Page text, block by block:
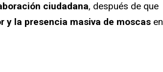
ciudadana, después de que
y la presencia masiva de moscas en